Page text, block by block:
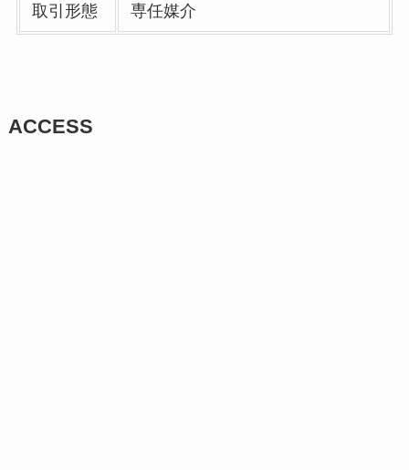
取引形態 専任媒介
ACCESS